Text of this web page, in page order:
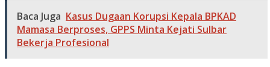
Baca Juga Kasus Dugaan Korupsi Kepala BPKAD
Mamasa Berproses, GPPS Minta Kejati Sulbar
Bekerja Profesional